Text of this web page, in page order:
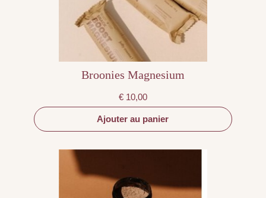
Broonies Magnesium
€ 10,00
Ajouter au panier